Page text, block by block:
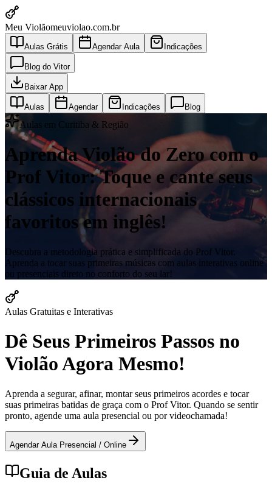
Meu Violãomeuviolao.com.br
Aulas Grátis Agendar Aula Indicações
Blog do Vitor
Baixar App
Aulas Agendar Indicações Blog
Aulas em Curitiba & Região
Aprenda Violão do Zero com o
Prof Vitor: Toque e cante seus
clássicos internacionais
favoritos em inglês!
Descubra a metodologia prática e simplificada do Prof Vitor.
Aprenda a tocar suas primeiras músicas com aulas interativas online
ou presenciais direto no conforto do seu lar!
Aulas Gratuitas e Interativas
Dê Seus Primeiros Passos no
Violão Agora Mesmo!
Aprenda a segurar, afinar, montar seus primeiros acordes e tocar
suas primeiras batidas de graça com o Prof Vitor. Quando se sentir
pronto, agende uma aula presencial ou por videochamada!
Agendar Aula Presencial / Online
Guia de Aulas